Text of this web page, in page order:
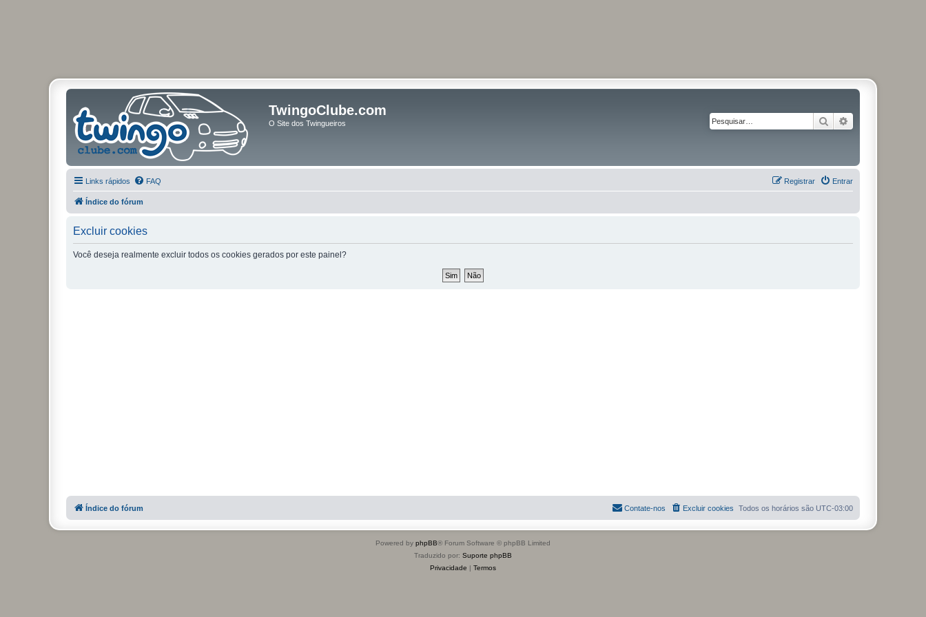
TwingoClube.com
O Site dos Twingueiros Pesquisar
Links rápidos FAQ Entrar
Registrar
Índice do fórum
Excluir cookies
Você deseja realmente excluir todos os cookies gerados por este painel?
Índice do fórum Todos os horários são UTC-03:00
Excluir cookies
Contate-nos
Powered by phpBB® Forum Software © phpBB Limited
Traduzido por: Suporte phpBB
Privacidade | Termos